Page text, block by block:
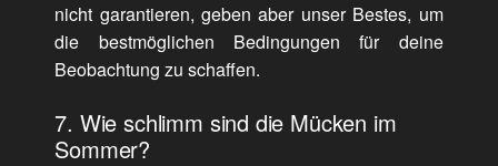
nicht garantieren, geben aber unser Bestes, um
die bestmöglichen Bedingungen für deine
Beobachtung zu schaffen.
7. Wie schlimm sind die Mücken im
Sommer?